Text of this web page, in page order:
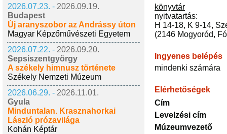
2026.07.23. - 2026.09.19.
Budapest
Új aranyszobor az Andrássy úton
Magyar Képzőművészeti Egyetem
2026.07.22. - 2026.09.20.
Sepsiszentgyörgy
A székely himnusz története
Székely Nemzeti Múzeum
2026.06.29. - 2026.11.01.
Gyula
Minduntalan. Krasznahorkai
László prózavilága
Kohán Képtár
könyvtár
nyitvatartás:
H 14-18, K 9-14,
(2146 Mogyoród,
Ingyenes belépés
mindenki számára
Elérhetőségek
Cím
Levelzési cím
Múzeumvezető